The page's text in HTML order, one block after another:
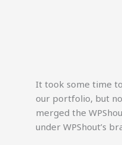
It took some time
our portfolio, but
merged the
under WPShout’s